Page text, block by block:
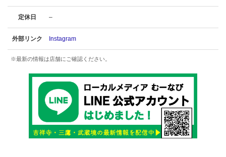
定休日 –
外部リンク Instagram
※最新の情報は店舗にご確認ください。